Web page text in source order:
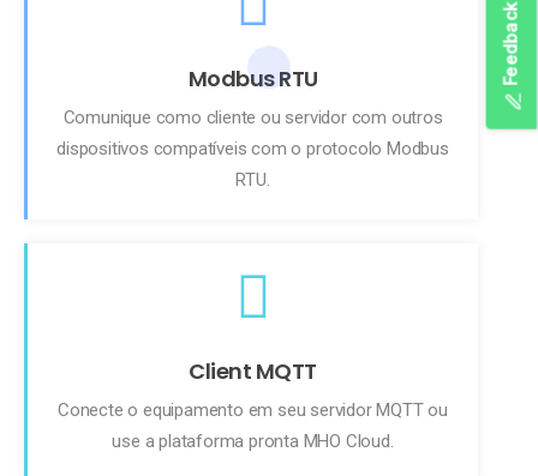
Modbus RTU
Comunique como cliente ou servidor com outros
dispositivos compatíveis com o protocolo Modbus
RTU.
Client MQTT
Conecte o equipamento em seu servidor MQTT ou
use a plataforma pronta MHO Cloud.
Feedback